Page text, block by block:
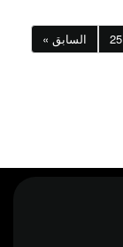
« السابق 25